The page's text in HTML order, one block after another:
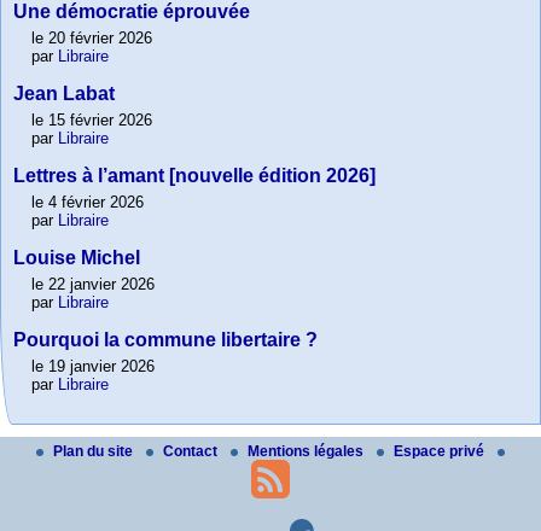
Une démocratie éprouvée
le 20 février 2026
par Libraire
Jean Labat
le 15 février 2026
par Libraire
Lettres à l’amant [nouvelle édition 2026]
le 4 février 2026
par Libraire
Louise Michel
le 22 janvier 2026
par Libraire
Pourquoi la commune libertaire ?
le 19 janvier 2026
par Libraire
Plan du site Contact Mentions légales Espace privé